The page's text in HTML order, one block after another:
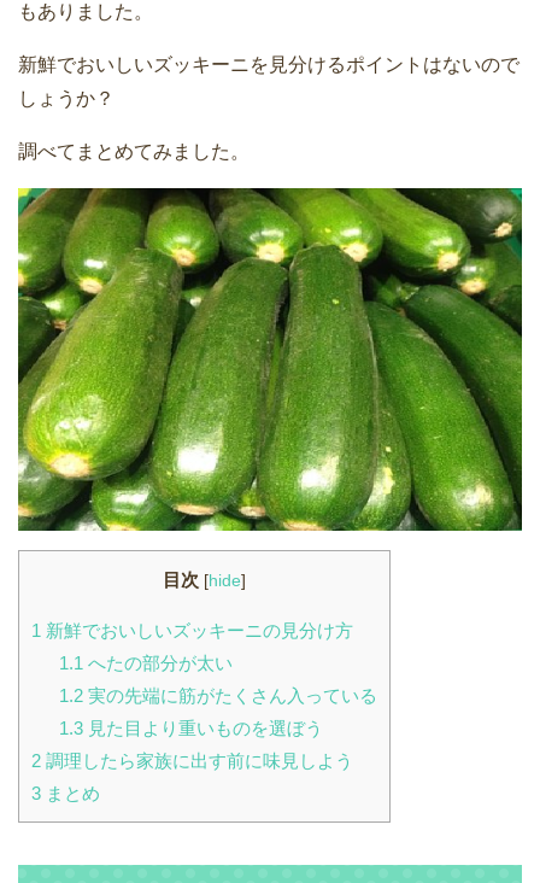
もありました。
新鮮でおいしいズッキーニを見分けるポイントはないので
しょうか？
調べてまとめてみました。
目次 [hide]
1 新鮮でおいしいズッキーニの見分け方
1.1へたの部分が太い
1.2実の先端に筋がたくさん入っている
1.3見た目より重いものを選ぼう
2 調理したら家族に出す前に味見しよう
3 まとめ